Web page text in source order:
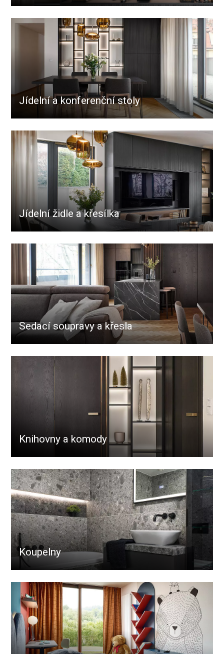
Jídelní a konferenční stoly
Jídelní židle a křesílka
Sedací soupravy a křesla
Knihovny a komody
Koupelny